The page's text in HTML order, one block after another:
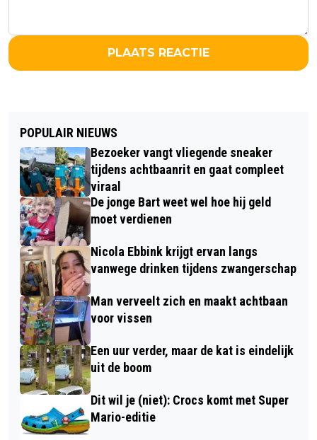
PLAATS REACTIE
POPULAIR NIEUWS
Bezoeker vangt vliegende sneaker
tijdens achtbaanrit en gaat compleet
viraal
De jonge Bart weet wel hoe hij geld
moet verdienen
Nicola Ebbink krijgt ervan langs
vanwege drinken tijdens zwangerschap
Man verveelt zich en maakt achtbaan
voor vissen
Een uur verder, maar de kat is eindelijk
uit de boom
Dit wil je (niet): Crocs komt met Super
Mario-editie